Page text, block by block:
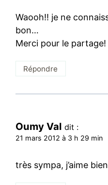
Waooh!! je ne
bon…
Merci pour le partage!
Répondre
Oumy Val dit :
21 mars 2012 à 3 h 29 min
très sympa, j’aime